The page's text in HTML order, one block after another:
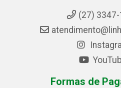
(27)
Formas de